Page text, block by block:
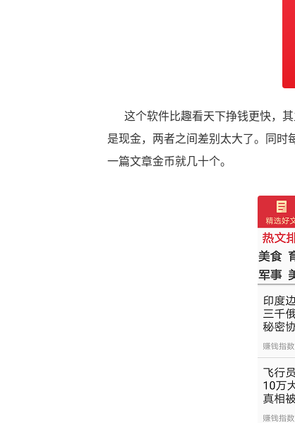
这个软件比趣看天下挣钱更快，其
是现金，两者之间差别太大了。同时
一篇文章金币就几十个。